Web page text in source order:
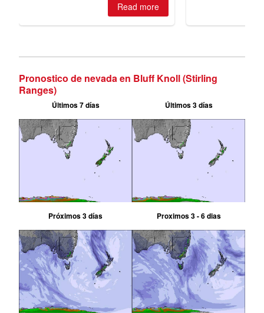
Pronostico de nevada en Bluff Knoll (Stirling
Ranges)
Últimos 7 días Últimos 3 días
Próximos 3 días Proximos 3 - 6 dias